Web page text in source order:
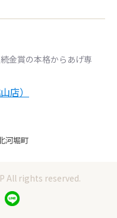
金賞の本格からあげ専
店）
河堀町
All rights reserved.